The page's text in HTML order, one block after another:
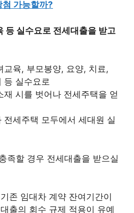
첨 가능할까?
등 실수요로 전세대출을 받고
교육, 부모봉양, 요양, 치료,
등 실수요로
재 시를 벗어나 전세주택을 얻
전세주택 모두에서 세대원 실
족할 경우 전세대출을 받으실
존 임대차 계약 잔여기간이
출의 회수 규제 적용이 유예